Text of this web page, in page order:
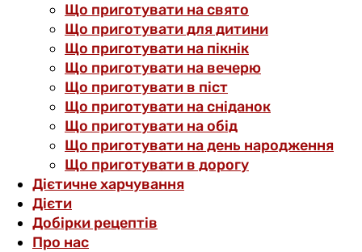
Що приготувати на свято
Що приготувати для дитини
Що приготувати на пікнік
Що приготувати на вечерю
Що приготувати в піст
Що приготувати на сніданок
Що приготувати на обід
Що приготувати на день народження
Що приготувати в дорогу
Дієтичне харчування
Дієти
Добірки рецептів
Про нас